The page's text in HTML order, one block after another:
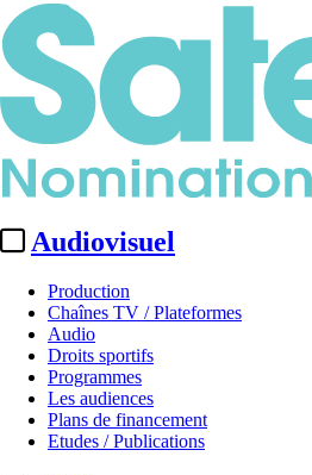
Audiovisuel
Production
Chaînes TV / Plateformes
Audio
Droits sportifs
Programmes
Les audiences
Plans de financement
Etudes / Publications